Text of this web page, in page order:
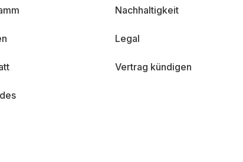
Nachhaltigkeit
Legal
Vertrag kündigen